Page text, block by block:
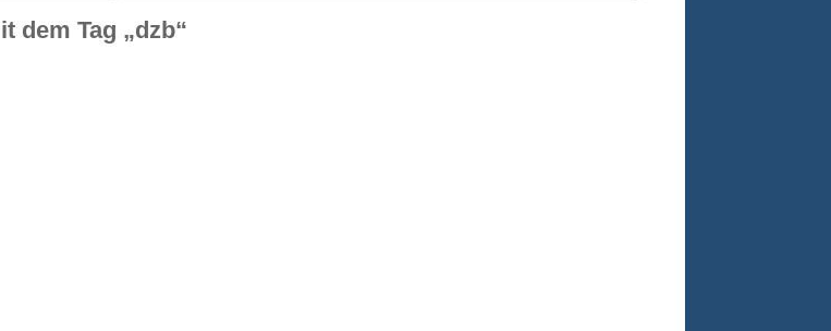
dem Tag „dzb“